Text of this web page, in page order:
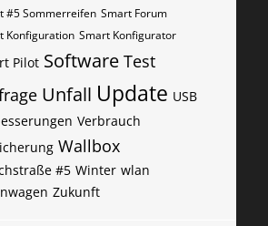
#5 Sommerreifen Smart Forum
Konfiguration Smart Konfigurator
Pilot Software Test
Unfall Update USB
Verbrauch
Wallbox
#5 Winter wlan
Zukunft